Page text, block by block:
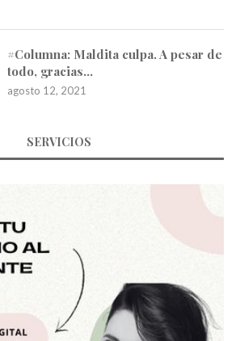
#Columna: Maldita culpa. A pesar de
todo, gracias…
agosto 12, 2021
SERVICIOS